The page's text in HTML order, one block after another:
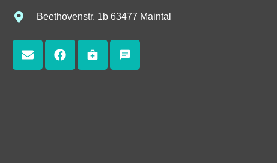
Beethovenstr. 1b 63477 Maintal
medical_services chat